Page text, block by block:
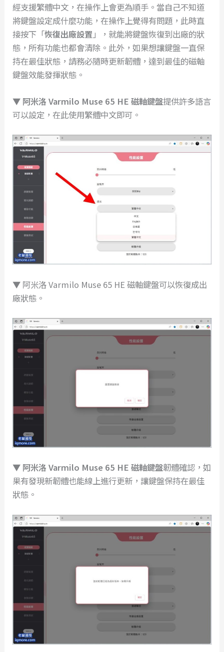
經支援繁體中文，在操作上會更為順手。當自己不知道
將鍵盤設定成什麼功能，在操作上覺得有問題，此時直
接按下「恢復出廠設置 」，就能將鍵盤恢復到出廠的狀
態，所有功能也都會清除。此外，如果想讓鍵盤一直保
持在最佳狀態，請務必隨時更新韌體，達到最佳的磁軸
鍵盤效能發揮狀態。
▼ 阿米洛 Varmilo Muse 65 HE 磁軸鍵盤提供許多語言
可以設定，在此使用繁體中文即可。
▼ 阿米洛 Varmilo Muse 65 HE 磁軸鍵盤可以恢復成出
廠狀態。
▼ 阿米洛 Varmilo Muse 65 HE 磁軸鍵盤韌體確認，如
果有發現新韌體也能線上進行更新，讓鍵盤保持在最佳
狀態。